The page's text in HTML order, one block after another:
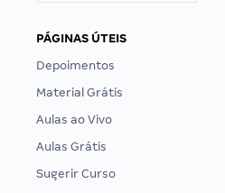
PÁGINAS ÚTEIS
Depoimentos
Material Grátis
Aulas ao Vivo
Aulas Grátis
Sugerir Curso